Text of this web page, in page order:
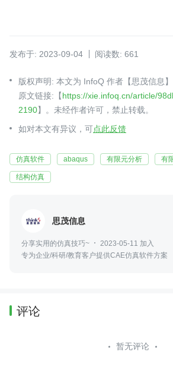
发布于: 2023-09-04 阅读数: 661
版权声明: 本文为 InfoQ 作者【思茂信息】
原文链接:【https://xie.infoq.cn/article/
2190】。未经作者许可，禁止转载。
如对本文有异议，可点此反馈
仿真软件 abaqus 有限元分析 有
结构仿真
思茂信息
分享实用的仿真技巧~
2023-05-11 加入
专为企业/科研/教育客户提供CAE仿真软件方案
评论
暂无评论